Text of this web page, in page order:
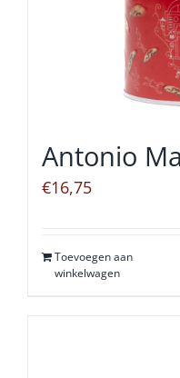
Antonio
€16,75
Toevoegen aan
winkelwagen